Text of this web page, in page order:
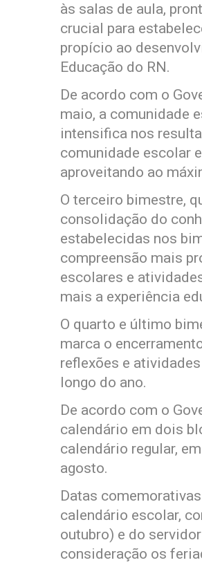
às salas de aula,
crucial para
propício ao
Educação do RN.
De acordo com o
maio, a comunidade
intensifica nos
comunidade escolar
aproveitando ao
O terceiro bimestre,
consolidação do
estabelecidas nos
compreensão mais
escolares e
mais a experiência
O quarto e último
marca o
reflexões e
longo do ano.
De acordo com o
calendário em dois
calendário regular,
agosto.
Datas
calendário escolar,
outubro) e do
consideração os